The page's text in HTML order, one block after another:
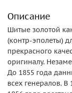
Описание
Шитые золотой
(контр-эполеты)
прекрасного
оригиналу.
До 1855 года
всех генералов.